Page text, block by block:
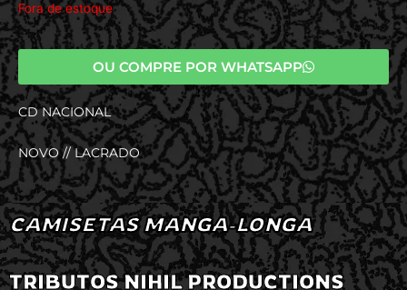
Fora de estoque
OU COMPRE POR WHATSAPP
CD NACIONAL
NOVO // LACRADO
CAMISETAS MANGA-LONGA
TRIBUTOS NIHIL PRODUCTIONS